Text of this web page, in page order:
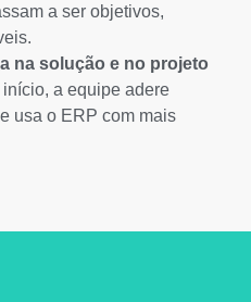
a ser objetivos,
na solução e no projeto
a equipe adere
usa o ERP com mais